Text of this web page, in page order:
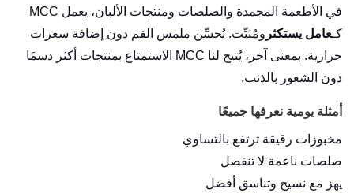
في الأطعمة المجمدة والصلصات ومنتجات الألبان، يعمل MCC
كـعامل يستكثر ومُثبِّت. يُحسِّن ملمس الفم دون إضافة سعرات
حرارية. بمعنى آخر، يُتيح لنا MCC الاستمتاع بمنتجات أكثر دسمًا
دون الشعور بالذنب.
أمثلة يومية نعرفها جميعًا
مخبوزات رقيقة ترتفع بالتساوي
صلصات ناعمة لا تنفصل
يهز مع نسيج وتناسق أفضل